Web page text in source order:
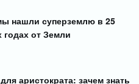
нашли суперземлю в 25
годах от Земли
аристократа: зачем знать